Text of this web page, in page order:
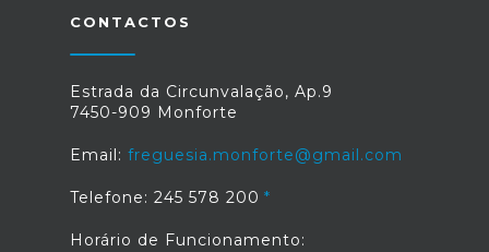
CONTACTOS
Estrada da Circunvalação, Ap.9
7450-909 Monforte
Email: freguesia.monforte@gmail.com
Telefone: 245 578 200
Horário de Funcionamento: